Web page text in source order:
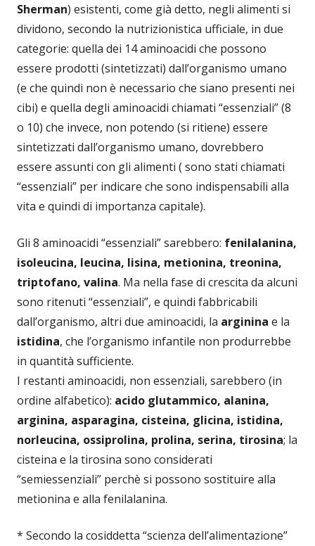
Sherman) esistenti, come già detto, negli alimenti si
dividono, secondo la nutrizionistica ufficiale, in due
categorie: quella dei 14 aminoacidi che possono
essere prodotti (sintetizzati) dall’organismo umano
(e che quindi non è necessario che siano presenti nei
cibi) e quella degli aminoacidi chiamati “essenziali” (8
o 10) che invece, non potendo (si ritiene) essere
sintetizzati dall’organismo umano, dovrebbero
essere assunti con gli alimenti ( sono stati chiamati
“essenziali” per indicare che sono indispensabili alla
vita e quindi di importanza capitale).
Gli 8 aminoacidi “essenziali” sarebbero: fenilalanina,
isoleucina, leucina, lisina, metionina, treonina,
triptofano, valina. Ma nella fase di crescita da alcuni
sono ritenuti “essenziali”, e quindi fabbricabili
dall’organismo, altri due aminoacidi, la arginina e la
istidina, che l’organismo infantile non produrrebbe
in quantità sufficiente.
I restanti aminoacidi, non essenziali, sarebbero (in
ordine alfabetico): acido glutammico, alanina,
arginina, asparagina, cisteina, glicina, istidina,
norleucina, ossiprolina, prolina, serina, tirosina; la
cisteina e la tirosina sono considerati
“semiessenziali” perchè si possono sostituire alla
metionina e alla fenilalanina.
* Secondo la cosiddetta “scienza dell’alimentazione”